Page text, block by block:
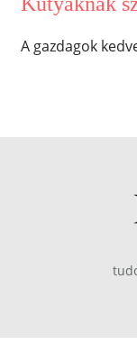
A gazdagok